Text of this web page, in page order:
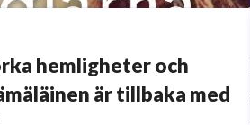
hemligheter och
är tillbaka med